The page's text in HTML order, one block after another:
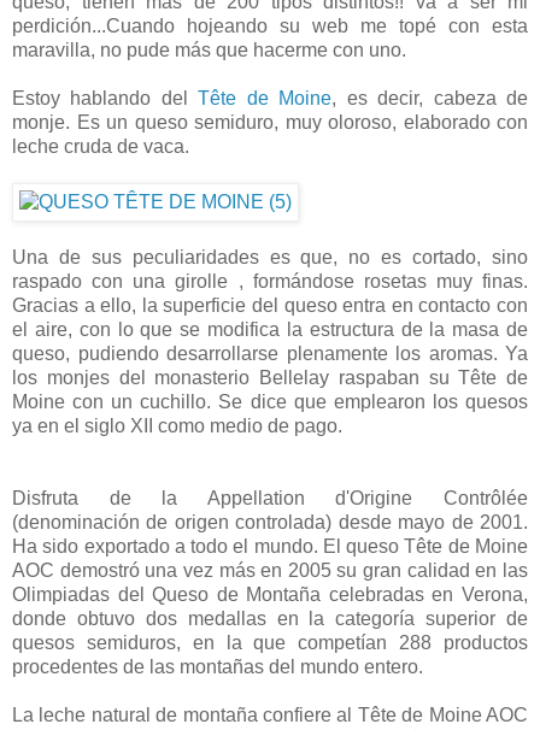
perdición...Cuando hojeando su web me topé con esta
maravilla, no pude más que hacerme con uno.
Estoy hablando delTête de Moine, es decir, cabeza de
monje. Es un queso semiduro, muy oloroso, elaborado con
leche cruda de vaca.
Una de sus peculiaridades es que, no es cortado, sino
raspado con una girolle , formándose rosetas muy finas.
Gracias a ello, la superficie del queso entra en contacto con
el aire, con lo que se modifica la estructura de la masa de
queso, pudiendo desarrollarse plenamente los aromas. Ya
los monjes del monasterio Bellelay raspaban su Tête de
Moine con un cuchillo. Se dice que emplearon los quesos
ya en el siglo XII como medio de pago.
Disfruta de la Appellation d'Origine Contrôlée
(denominación de origen controlada) desde mayo de 2001.
Ha sido exportado a todo el mundo. El queso Tête de Moine
AOC demostró una vez más en 2005 su gran calidad en las
Olimpiadas del Queso de Montaña celebradas en Verona,
donde obtuvo dos medallas en la categoría superior de
quesos semiduros, en la que competían 288 productos
procedentes de las montañas del mundo entero.
La leche natural de montaña confiere al Tête de Moine AOC